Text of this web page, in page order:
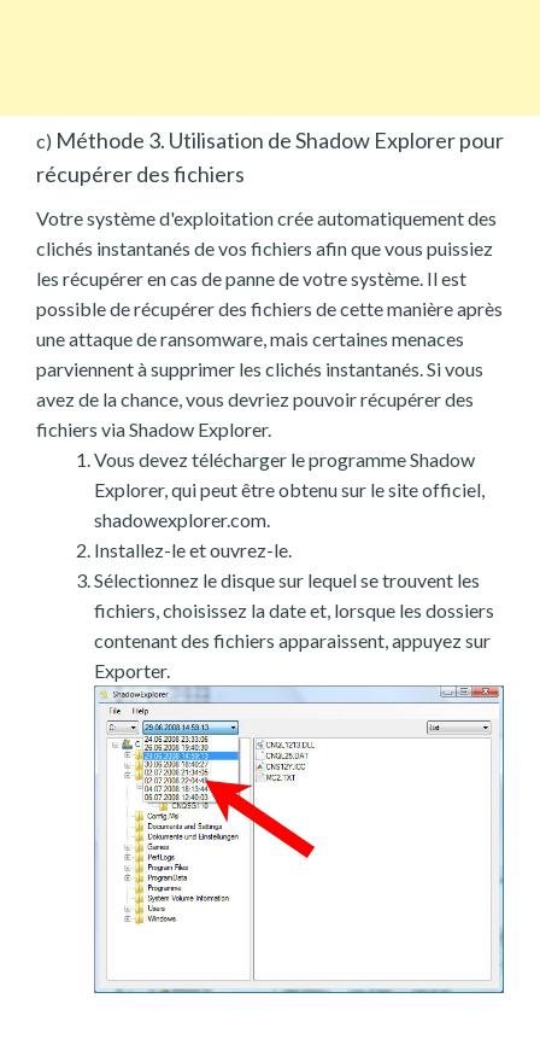
c) Méthode 3. Utilisation de Shadow Explorer pour
récupérer des fichiers
Votre système d'exploitation crée automatiquement des
clichés instantanés de vos fichiers afin que vous puissiez
les récupérer en cas de panne de votre système. Il est
possible de récupérer des fichiers de cette manière après
une attaque de ransomware, mais certaines menaces
parviennent à supprimer les clichés instantanés. Si vous
avez de la chance, vous devriez pouvoir récupérer des
fichiers via Shadow Explorer.
Vous devez télécharger le programme Shadow
Explorer, qui peut être obtenu sur le site officiel,
shadowexplorer.com.
Installez-le et ouvrez-le.
Sélectionnez le disque sur lequel se trouvent les
fichiers, choisissez la date et, lorsque les dossiers
contenant des fichiers apparaissent, appuyez sur
Exporter.